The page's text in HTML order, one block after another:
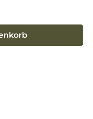
die Schaltflächen um die